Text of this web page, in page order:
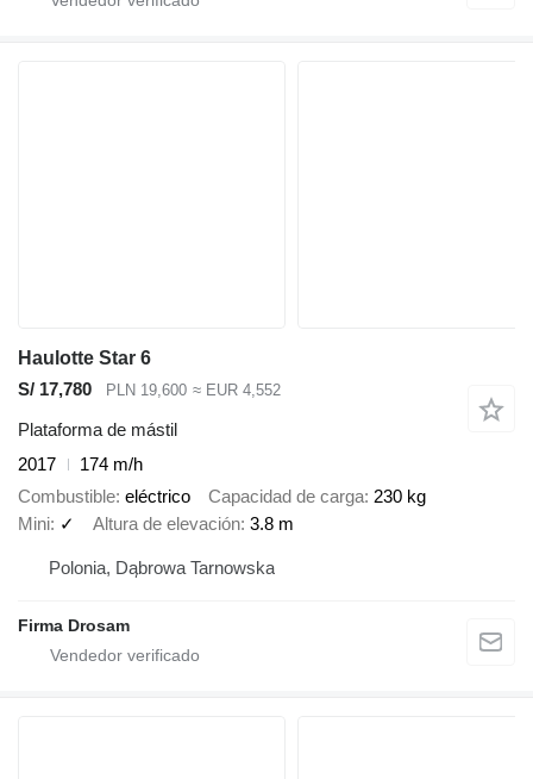
Haulotte Star 6
S/ 17,780
PLN 19,600 ≈ EUR 4,552
Plataforma de mástil
2017
174 m/h
Combustible eléctrico Capacidad de carga 230 kg
Mini ✓ Altura de elevación 3.8 m
Polonia, Dąbrowa Tarnowska
Firma Drosam